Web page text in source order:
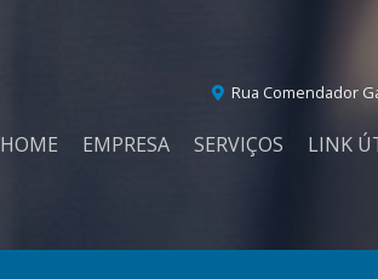
Rua Comendador
HOME EMPRESA SERVIÇOS LINK